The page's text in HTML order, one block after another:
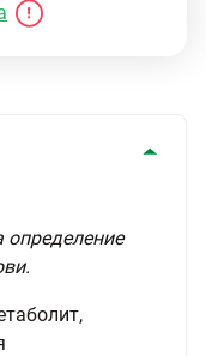
определение